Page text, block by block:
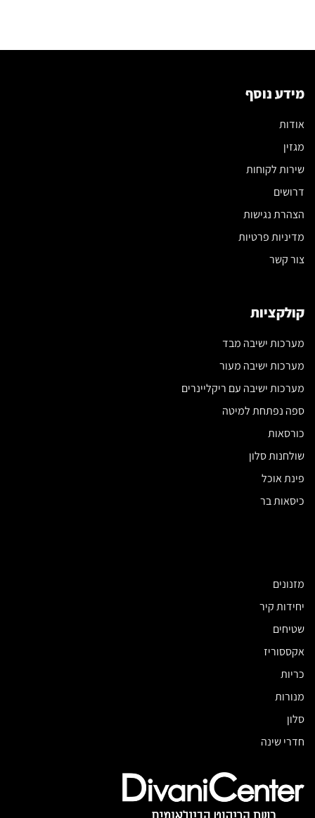
שלכם
מידע נוסף
אודות
מגזין
שירות לקוחות
דרושים
הצהרת נגישות
מדיניות פרטיות
צור קשר
קולקציות
מערכות ישיבה מבד
מערכות ישיבה מעור
מערכות ישיבה עם ריקליינרים
ספה נפתחת למיטה
כורסאות
שולחנות סלון
פינת אוכל
כיסאות בר
מזנונים
יחידות קיר
שטיחים
אקססוריז
כריות
מנורות
סלון
חדרי שינה